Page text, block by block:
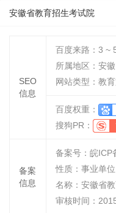
安徽省教育招生考试院
SEO
信息
百度来路： 3 ~
所属地区：安徽
网站类型：教
百度权重：
搜狗PR：
备案
信息
备案号：皖ICP
性质： 事业单位
名称： 安徽省
审核时间：